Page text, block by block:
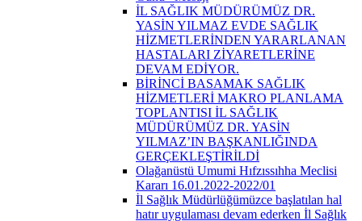
İL SAĞLIK MÜDÜRÜMÜZ DR.
YASİN YILMAZ EVDE SAĞLIK
HİZMETLERİNDEN YARARLANAN
HASTALARI ZİYARETLERİNE
DEVAM EDİYOR.
BİRİNCİ BASAMAK SAĞLIK
HİZMETLERİ MAKRO PLANLAMA
TOPLANTISI İL SAĞLIK
MÜDÜRÜMÜZ DR. YASİN
YILMAZ’IN BAŞKANLIĞINDA
GERÇEKLEŞTİRİLDİ
Olağanüstü Umumi Hıfzıssıhha Meclisi
Kararı 16.01.2022-2022/01
İl Sağlık Müdürlüğümüzce başlatılan hal
hatır uygulaması devam ederken İl Sağlık